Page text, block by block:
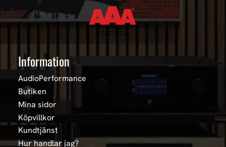
Information
AudioPerformance
Butiken
Mina sidor
Köpvillkor
Kundtjänst
Hur handlar jag?